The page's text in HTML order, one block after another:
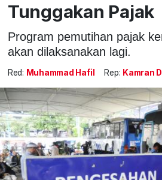
Tunggakan Pajak
Program pemutihan pajak
akan dilaksanakan lagi.
Red: Muhammad Hafil Rep: Kamran